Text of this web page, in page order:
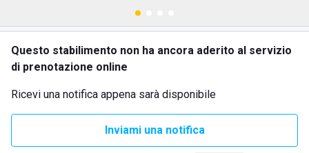
Questo stabilimento non ha ancora aderito al servizio
di prenotazione online
Ricevi una notifica appena sarà disponibile
Inviami una notifica